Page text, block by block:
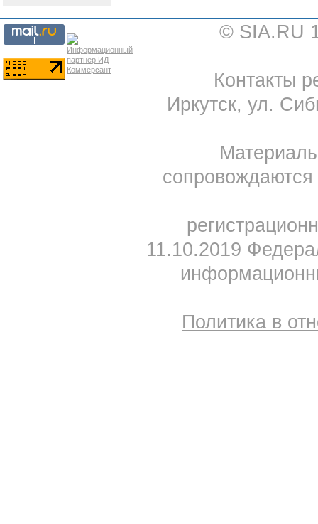
© SIA.RU
Контакты
Иркутск, ул.
11.10.2019
Политика в